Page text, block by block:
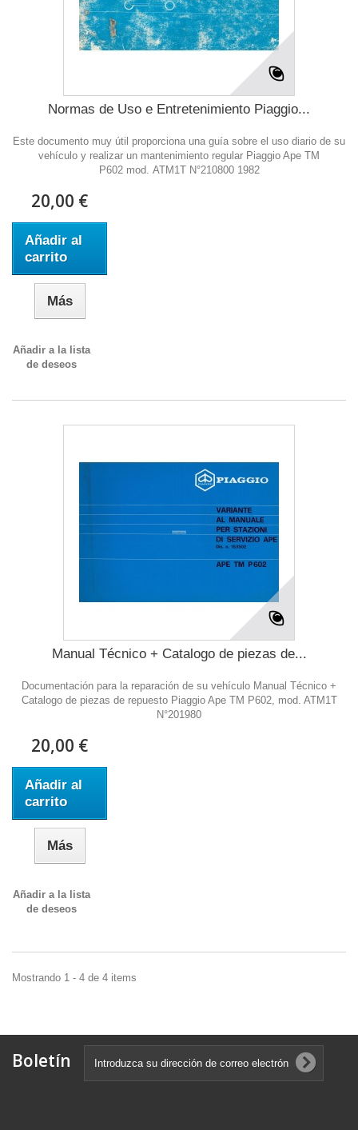
Normas de Uso e Entretenimiento Piaggio...
Este documento muy útil proporciona una guía sobre el uso diario de su
vehículo y realizar un mantenimiento regular Piaggio Ape TM
P602 mod. ATM1T N°210800 1982
20,00 €
Añadir al
carrito
Más
Añadir a la lista
de deseos
Manual Técnico + Catalogo de piezas de...
Documentación para la reparación de su vehículo Manual Técnico +
Catalogo de piezas de repuesto Piaggio Ape TM P602, mod. ATM1T
N°201980
20,00 €
Añadir al
carrito
Más
Añadir a la lista
de deseos
Mostrando 1 - 4 de 4 items
Boletín